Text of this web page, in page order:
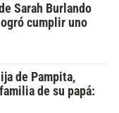
Sarah Burlando
cumplir uno
de Pampita,
de su papá: